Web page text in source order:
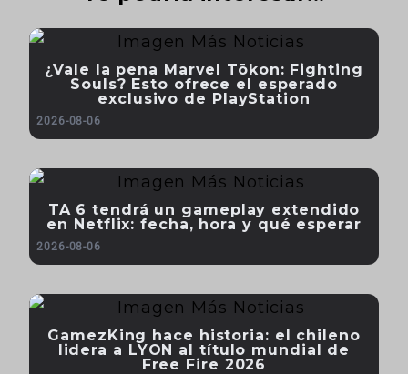
¿Vale la pena Marvel Tōkon: Fighting
Souls? Esto ofrece el esperado
exclusivo de PlayStation
2026-08-06
TA 6 tendrá un gameplay extendido
en Netflix: fecha, hora y qué esperar
2026-08-06
GamezKing hace historia: el chileno
lidera a LYON al título mundial de
Free Fire 2026